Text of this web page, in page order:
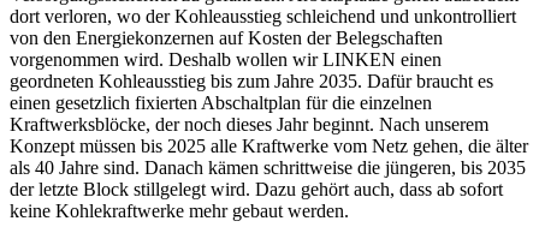
dort verloren, wo der Kohleausstieg schleichend und unkontrolliert
von den Energiekonzernen auf Kosten der Belegschaften
vorgenommen wird. Deshalb wollen wir LINKEN einen
geordneten Kohleausstieg bis zum Jahre 2035. Dafür braucht es
einen gesetzlich fixierten Abschaltplan für die einzelnen
Kraftwerksblöcke, der noch dieses Jahr beginnt. Nach unserem
Konzept müssen bis 2025 alle Kraftwerke vom Netz gehen, die älter
als 40 Jahre sind. Danach kämen schrittweise die jüngeren, bis 2035
der letzte Block stillgelegt wird. Dazu gehört auch, dass ab sofort
keine Kohlekraftwerke mehr gebaut werden.